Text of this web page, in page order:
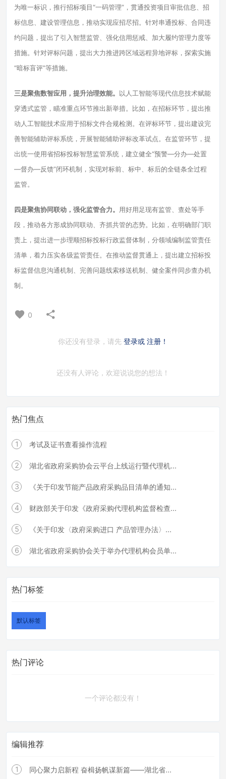
为唯一标识，推行招标项目“一码管理”，贯通投资项目审批信息、招
标信息、建设管理信息，推动实现应招尽招。针对串通投标、合同违
约问题，提出了引入智慧监管、强化信用惩戒、加大履约管理力度等
措施。针对评标问题，提出大力推进跨区域远程异地评标，探索实施
“暗标盲评”等措施。
三是聚焦数智应用，提升治理效能。 以人工智能等现代信息技术赋能
穿透式监管，瞄准重点环节推出新举措。比如，在招标环节，提出推
动人工智能技术应用于招标文件合规检测。在评标环节，提出建设完
善智能辅助评标系统，开展智能辅助评标改革试点。在监管环节，提
出统一使用省招标投标智慧监管系统，建立健全“预警—分办—处置
—督办—反馈”闭环机制，实现对标前、标中、标后的全链条全过程
监管。
四是聚焦协同联动，强化监管合力。 用好用足现有监管、查处等手
段，推动各方形成协同联动、齐抓共管的态势。比如，在明确部门职
责上，提出进一步理顺招标投标行政监督体制，分领域编制监管责任
清单，着力压实各级监管责任。在推动监督贯通上，提出建立招标投
标监督信息沟通机制、完善问题线索移送机制、健全案件同步查办机
制。
0
你还没有登录，请先 登录或 注册！
还没有人评论，欢迎说说您的想法！
热门焦点
1 考试及证书查看操作流程
2 湖北省政府采购协会云平台上线运行暨代理机...
3 《关于印发节能产品政府采购品目清单的通知...
4 财政部关于印发《政府采购代理机构监督检查...
5 《关于印发〈政府采购进口 产品管理办法〉...
6 湖北省政府采购协会关于举办代理机构会员单...
热门标签
默认标签
热门评论
一个评论都没有！
编辑推荐
1 同心聚力启新程 奋楫扬帆谋新篇——湖北省...